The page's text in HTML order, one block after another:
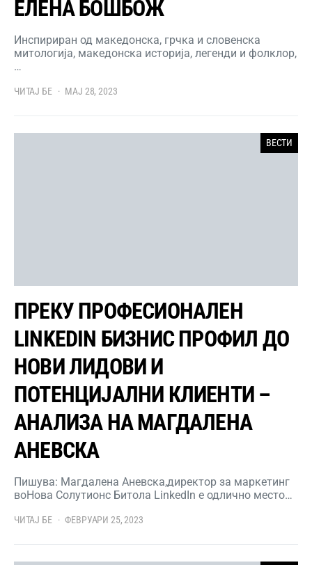
ЕЛЕНА БОШБОЖ
Инспириран од македонска, грчка и словенска
митологија, македонска историја, легенди и фолклор,
…
ЧИТАЈ БЕ МАЈ 28, 2023
ВЕСТИ
ПРЕКУ ПРОФЕСИОНАЛЕН
LINKEDIN БИЗНИС ПРОФИЛ ДО
НОВИ ЛИДОВИ И
ПОТЕНЦИЈАЛНИ КЛИЕНТИ –
АНАЛИЗА НА МАГДАЛЕНА
АНЕВСКА
Пишува: Магдалена Аневска,директор за маркетинг
воНова Солутионс Битола LinkedIn е одлично место…
ЧИТАЈ БЕ ФЕВРУАРИ 25, 2023